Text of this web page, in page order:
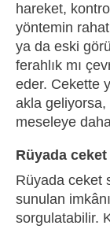
hareket,
yöntemin
ya da eski
ferahlık mı
eder. Cekette
akla
meseleye
Rüyada ceket
Rüyada ceket
sunulan
sorgulatabilir.